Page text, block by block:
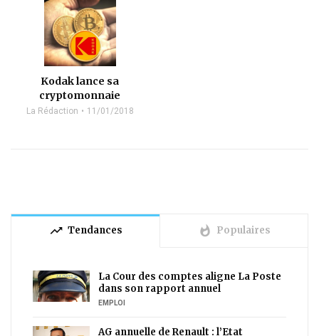
Kodak lance sa
cryptomonnaie
La Rédaction 11/01/2018
trending_up Tendances whatshot Populaires
La Cour des comptes aligne La Poste
dans son rapport annuel
EMPLOI
AG annuelle de Renault : l’Etat